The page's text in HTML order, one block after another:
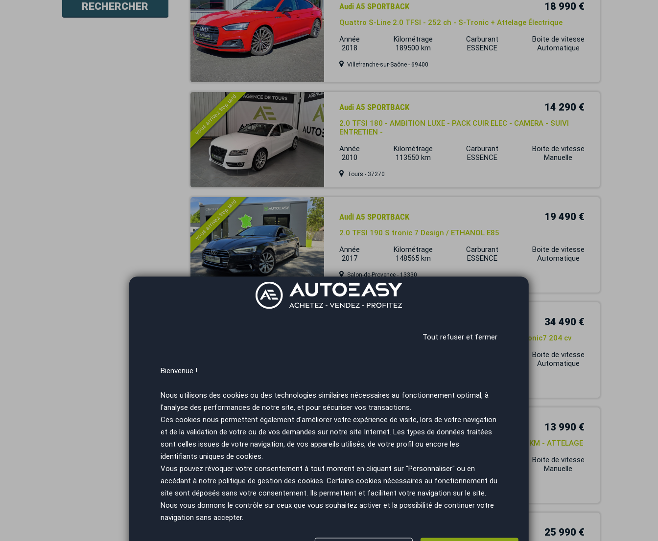
Audi A5 SPORTBACK 18 990 €
Quattro S-Line 2.0 TFSI - 252 ch - S-Tronic + Attelage Électrique
Année
2018
Kilométrage
189500 km
Carburant
ESSENCE
Boite de vitesse
Automatique
Villefranche-sur-Saône - 69400
Vous arrivez trop tard Audi A5 SPORTBACK 14 290 €
2.0 TFSI 180 - AMBITION LUXE - PACK CUIR ELEC - CAMERA - SUIVI
ENTRETIEN -
Année
2010
Kilométrage
113550 km
Carburant
ESSENCE
Boite de vitesse
Manuelle
Tours - 37270
Vous arrivez trop tard Audi A5 SPORTBACK 19 490 €
2.0 TFSI 190 S tronic 7 Design / ETHANOL E85
Année
2017
Kilométrage
148565 km
Carburant
ESSENCE
Boite de vitesse
Automatique
Salon-de-Provence - 13330
34 490 €
GARANTIE 6 MOIS Phase 2 40 2.0 TDI Mild Hybrid S-Tronic7 204 cv
Boite de vitesse
Automatique
Vous arrivez trop tard Audi A5 SPORTBACK 13 990 €
2L TDi - S LINE 177cv - 1er MAIN - FRANCAISE - FAIBLE KM - ATTELAGE
2012
78000 km
DIESEL
Boite de vitesse
Manuelle
Valence - 26500
25 990 €
Tout refuser et fermer
Bienvenue !
Nous utilisons des cookies ou des technologies similaires nécessaires au fonctionnement optimal, à
l'analyse des performances de notre site, et pour sécuriser vos transactions.
Ces cookies nous permettent également d'améliorer votre expérience de visite, lors de votre navigation
et de la validation de votre ou de vos demandes sur notre site Internet. Les types de données traitées
sont celles issues de votre navigation, de vos appareils utilisés, de votre profil ou encore les
identifiants uniques de cookies.
Vous pouvez révoquer votre consentement à tout moment en cliquant sur "Personnaliser" ou en
accédant à notre politique de gestion des cookies . Certains cookies nécessaires au fonctionnement du
site sont déposés sans votre consentement. Ils permettent et facilitent votre navigation sur le site.
Nous vous donnons le contrôle sur ceux que vous souhaitez activer et la possibilité de continuer votre
navigation sans accepter.